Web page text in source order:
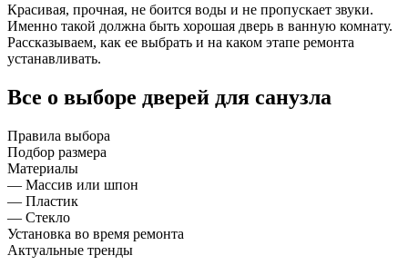
Красивая, прочная, не боится воды и не пропускает звуки.
Именно такой должна быть хорошая дверь в ванную комнату.
Рассказываем, как ее выбрать и на каком этапе ремонта
устанавливать.
Все о выборе дверей для санузла
Правила выбора
Подбор размера
Материалы
— Массив или шпон
— Пластик
— Стекло
Установка во время ремонта
Актуальные тренды